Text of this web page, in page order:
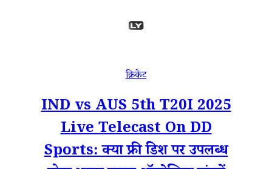
क्रिकेट
IND vs AUS 5th T20I 2025
Live Telecast On DD
Sports: क्या फ्री डिश पर उपलब्ध